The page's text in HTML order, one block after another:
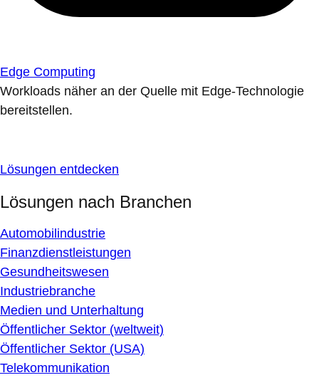
Edge Computing
Workloads näher an der Quelle mit Edge-Technologie
bereitstellen.
Lösungen entdecken
Lösungen nach Branchen
Automobilindustrie
Finanzdienstleistungen
Gesundheitswesen
Industriebranche
Medien und Unterhaltung
Öffentlicher Sektor (weltweit)
Öffentlicher Sektor (USA)
Telekommunikation